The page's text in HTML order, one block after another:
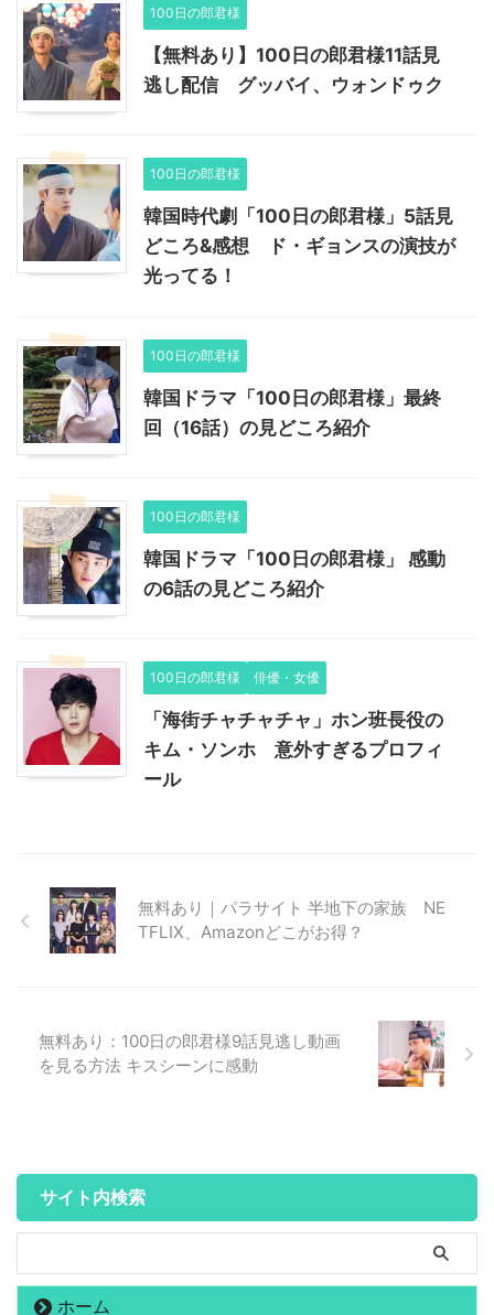
100日の郎君様
【無料あり】100日の郎君様11話見
逃し配信 グッバイ、ウォンドゥク
100日の郎君様
韓国時代劇「100日の郎君様」5話見
どころ&感想 ド・ギョンスの演技が
光ってる！
100日の郎君様
韓国ドラマ「100日の郎君様」最終
回（16話）の見どころ紹介
100日の郎君様
韓国ドラマ「100日の郎君様」 感動
の6話の見どころ紹介
100日の郎君様 俳優・女優
「海街チャチャチャ」ホン班長役の
キム・ソンホ 意外すぎるプロフィ
ール
無料あり｜パラサイト 半地下の家族 NE
TFLIX、Amazonどこがお得？
無料あり：100日の郎君様9話見逃し動画
を見る方法 キスシーンに感動
サイト内検索
ホーム